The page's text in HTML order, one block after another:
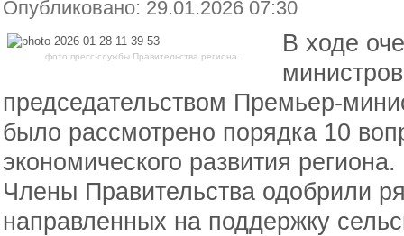
Опубликовано: 29.01.2026 07:30
фото пресс-службы Правительства региона.
В ходе
председательством Премьер-
было рассмотрено порядка 10
экономического развития региона.
Члены Правительства одобрили
направленных на поддержку